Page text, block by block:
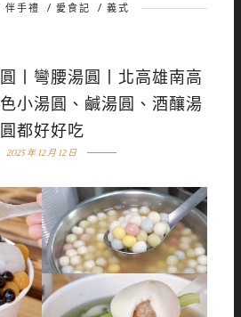
伴手禮 / 愛食記 / 義式
丨彎腰湯圓丨北高雄南高
小湯圓、鹹湯圓、酒釀湯
圓都好好吃
2025 年 12 月 12 日